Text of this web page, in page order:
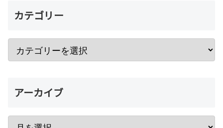
カテゴリー
アーカイブ